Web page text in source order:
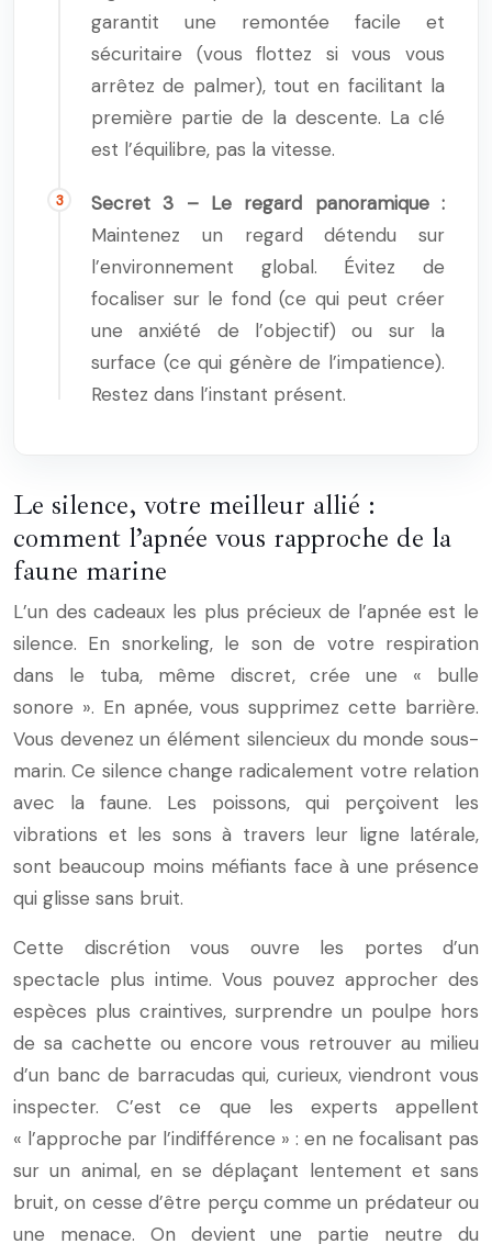
garantit une remontée facile et
sécuritaire (vous flottez si vous vous
arrêtez de palmer), tout en facilitant la
première partie de la descente. La clé
est l’équilibre, pas la vitesse.
Secret 3 – Le regard panoramique :
Maintenez un regard détendu sur
l’environnement global. Évitez de
focaliser sur le fond (ce qui peut créer
une anxiété de l’objectif) ou sur la
surface (ce qui génère de l’impatience).
Restez dans l’instant présent.
Le silence, votre meilleur allié :
comment l’apnée vous rapproche de la
faune marine
L’un des cadeaux les plus précieux de l’apnée est le
silence. En snorkeling, le son de votre respiration
dans le tuba, même discret, crée une « bulle
sonore ». En apnée, vous supprimez cette barrière.
Vous devenez un élément silencieux du monde sous-
marin. Ce silence change radicalement votre relation
avec la faune. Les poissons, qui perçoivent les
vibrations et les sons à travers leur ligne latérale,
sont beaucoup moins méfiants face à une présence
qui glisse sans bruit.
Cette discrétion vous ouvre les portes d’un
spectacle plus intime. Vous pouvez approcher des
espèces plus craintives, surprendre un poulpe hors
de sa cachette ou encore vous retrouver au milieu
d’un banc de barracudas qui, curieux, viendront vous
inspecter. C’est ce que les experts appellent
« l’approche par l’indifférence » : en ne focalisant pas
sur un animal, en se déplaçant lentement et sans
bruit, on cesse d’être perçu comme un prédateur ou
une menace. On devient une partie neutre du